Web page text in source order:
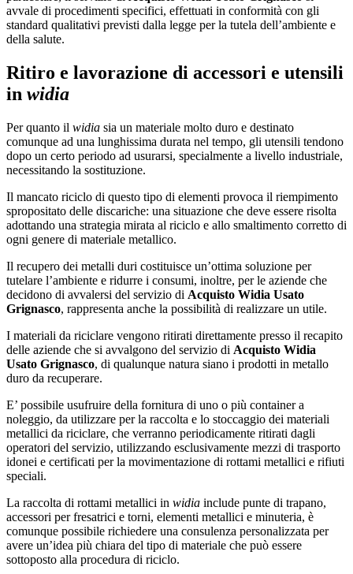
avvale di procedimenti specifici, effettuati in conformità con gli
standard qualitativi previsti dalla legge per la tutela dell’ambiente e
della salute.
Ritiro e lavorazione di accessori e utensili
in widia
Per quanto il widia sia un materiale molto duro e destinato
comunque ad una lunghissima durata nel tempo, gli utensili tendono
dopo un certo periodo ad usurarsi, specialmente a livello industriale,
necessitando la sostituzione.
Il mancato riciclo di questo tipo di elementi provoca il riempimento
spropositato delle discariche: una situazione che deve essere risolta
adottando una strategia mirata al riciclo e allo smaltimento corretto di
ogni genere di materiale metallico.
Il recupero dei metalli duri costituisce un’ottima soluzione per
tutelare l’ambiente e ridurre i consumi, inoltre, per le aziende che
decidono di avvalersi del servizio di Acquisto Widia Usato
Grignasco, rappresenta anche la possibilità di realizzare un utile.
I materiali da riciclare vengono ritirati direttamente presso il recapito
delle aziende che si avvalgono del servizio di Acquisto Widia
Usato Grignasco, di qualunque natura siano i prodotti in metallo
duro da recuperare.
E’ possibile usufruire della fornitura di uno o più container a
noleggio, da utilizzare per la raccolta e lo stoccaggio dei materiali
metallici da riciclare, che verranno periodicamente ritirati dagli
operatori del servizio, utilizzando esclusivamente mezzi di trasporto
idonei e certificati per la movimentazione di rottami metallici e rifiuti
speciali.
La raccolta di rottami metallici in widia include punte di trapano,
accessori per fresatrici e torni, elementi metallici e minuteria, è
comunque possibile richiedere una consulenza personalizzata per
avere un’idea più chiara del tipo di materiale che può essere
sottoposto alla procedura di riciclo.